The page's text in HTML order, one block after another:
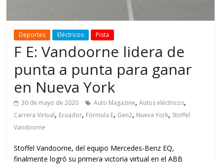
Deportes Eléctricos Pista
F E: Vandoorne lidera de
punta a punta para ganar
en Nueva York
30 de mayo de 2020 Auto Magazine,Autos eléctricos,
Carrera Virtual, Ecuador, Fórmula E, Gen2, Nueva York, Stoffel
Vandoorne
Stoffel Vandoorne, del equipo Mercedes-Benz EQ,
finalmente logró su primera victoria virtual en el ABB